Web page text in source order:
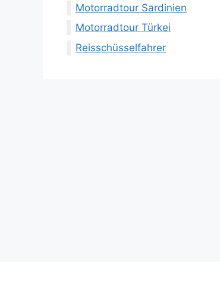
Motorradtour Sardinien
Motorradtour Türkei
Reisschüsselfahrer